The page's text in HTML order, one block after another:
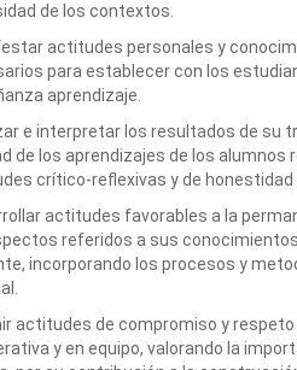
de los contextos.
actitudes personales y
para establecer con los
aprendizaje.
e interpretar los resultados de su
de los aprendizajes de los
crítico-reflexivas y de honestidad
actitudes favorables a la
referidos a sus
incorporando los procesos y
actitudes de compromiso y respeto
y en equipo, valorando la